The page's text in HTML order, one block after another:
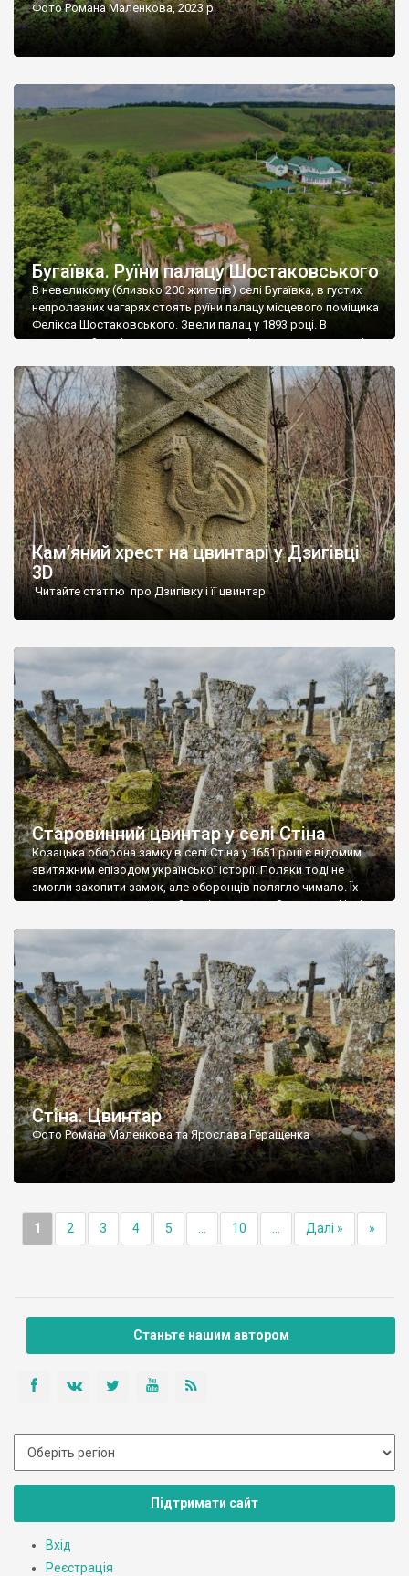
Фото Романа Маленкова, 2023 р.
Бугаївка. Руїни палацу Шостаковського
В невеликому (близько 200 жителів) селі Бугаївка, в густих
непролазних чагарях стоять руїни палацу місцевого поміщика
Фелікса Шостаковського. Звели палац у 1893 році. В
радянський період у ньому спочатку містилася школа, потім
століття тут розмістили туберкульозну лікарню. Коли із
палацу виїхала лікарня – ми точно не […]
Кам’яний хрест на цвинтарі у Дзигівці
3D
Читайте статтю про Дзигівку і її цвинтар
Старовинний цвинтар у селі Стіна
Козацька оборона замку в селі Стіна у 1651 році є відомим
звитяжним епізодом української історії. Поляки тоді не
змогли захопити замок, але оборонців полягло чимало. Їх
поховали на цвинтарі, який тоді називався Замковим. Нині на
ньому чимало хрестів 19 століття, є такі, де епітафії стер […]
Стіна. Цвинтар
Фото Романа Маленкова та Ярослава Геращенка
1 2 3 4 5 10 Далі » »
Станьте нашим автором
Підтримати сайт
Вхід
Реєстрація